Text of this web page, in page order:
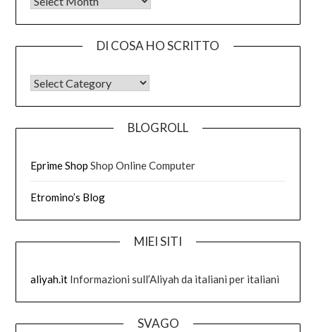
DI COSA HO SCRITTO
DI COSA HO SCRITTO
BLOGROLL
Eprime Shop Shop Online Computer
Etromino’s Blog
MIEI SITI
aliyah.it Informazioni sull’Aliyah da italiani per italiani
SVAGO